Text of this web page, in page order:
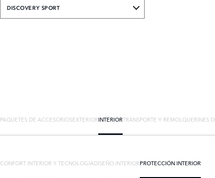
DISCOVERY SPORT
PAQUETES DE ACCESORIOSEXTERIORINTERIORTRANSPORTE Y REMOLQUERINES
CONFORT INTERIOR Y TECNOLOGÍADISEÑO INTERIORPROTECCIÓN INTERIOR